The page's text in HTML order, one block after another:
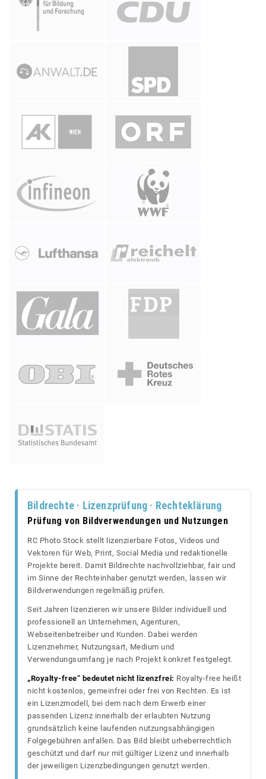
Bildrechte · Lizenzprüfung · Rechteklärung
Prüfung von Bildverwendungen und Nutzungen
RC Photo Stock stellt lizenzierbare Fotos, Videos und
Vektoren für Web, Print, Social Media und redaktionelle
Projekte bereit. Damit Bildrechte nachvollziehbar, fair und
im Sinne der Rechteinhaber genutzt werden, lassen wir
Bildverwendungen regelmäßig prüfen.
Seit Jahren lizenzieren wir unsere Bilder individuell und
professionell an Unternehmen, Agenturen,
Webseitenbetreiber und Kunden. Dabei werden
Lizenznehmer, Nutzungsart, Medium und
Verwendungsumfang je nach Projekt konkret festgelegt.
„Royalty-free“ bedeutet nicht lizenzfrei: Royalty-free heißt
nicht kostenlos, gemeinfrei oder frei von Rechten. Es ist
ein Lizenzmodell, bei dem nach dem Erwerb einer
passenden Lizenz innerhalb der erlaubten Nutzung
grundsätzlich keine laufenden nutzungsabhängigen
Folgegebühren anfallen. Das Bild bleibt urheberrechtlich
geschützt und darf nur mit gültiger Lizenz und innerhalb
der jeweiligen Lizenzbedingungen genutzt werden.